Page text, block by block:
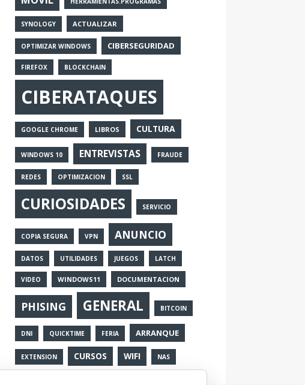
SYNOLOGY ACTUALIZAR
OPTIMIZAR WINDOWS CIBERSEGURIDAD
FIREFOX BLOCKCHAIN
CIBERATAQUES
GOOGLE CHROME LIBROS CULTURA
WINDOWS 10 ENTREVISTAS FRAUDE
REDES OPTIMIZACION SSL
CURIOSIDADES SERVICIO
COPIA SEGURA VPN ANUNCIO
DATOS UTILIDADES JUEGOS LATCH
VIDEO WINDOWS11 DOCUMENTACION
PHISING GENERAL BITCOIN
DNI QUICKTIME FERIA ARRANQUE
EXTENSION CURSOS WIFI NAS